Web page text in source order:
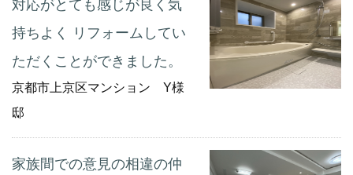
対応がとても感じが良く気
持ちよく リフォームしてい
ただくことができました。
京都市上京区マンション Y様
邸
家族間での意見の相違の仲